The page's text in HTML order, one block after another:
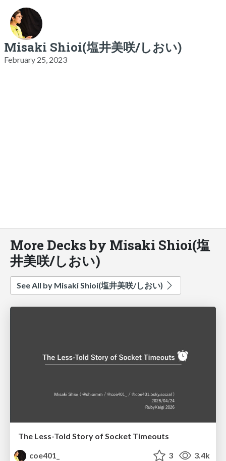
Misaki Shioi(塩井美咲/しおい)
February 25, 2023
More Decks by Misaki Shioi(塩
井美咲/しおい)
See All by Misaki Shioi(塩井美咲/しおい)
The Less-Told Story of Socket Timeouts
coe401_
3 3.4k